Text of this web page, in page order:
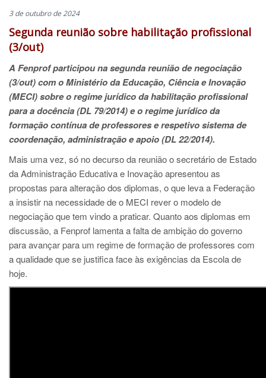
3 de outubro de 2024
Segunda reunião sobre habilitação profissional
(3/out)
A Fenprof participou na segunda reunião de negociação
(3/out) com o Ministério da Educação, Ciência e Inovação
(MECI) sobre o regime jurídico da habilitação profissional
para a docência (DL 79/2014) e o regime jurídico da
formação contínua de professores e respetivo sistema de
coordenação, administração e apoio (DL 22/2014).
Mais uma vez, só no decurso da reunião o secretário de Estado
da Administração Educativa e Inovação apresentou as
propostas para alteração dos diplomas, o que leva a Federação
a insistir na necessidade de o MECI rever o modelo de
negociação que tem vindo a praticar. Quanto aos diplomas em
discussão, a Fenprof lamenta a falta de ambição do governo
para avançar para um regime de formação de professores com
a qualidade que se justifica face às exigências da Escola de
hoje.